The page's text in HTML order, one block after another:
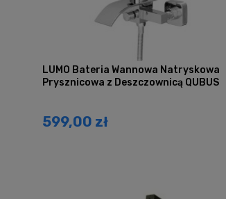
LUMO Bateria Wannowa Natryskowa
Prysznicowa z Deszczownicą QUBUS
599,00 zł